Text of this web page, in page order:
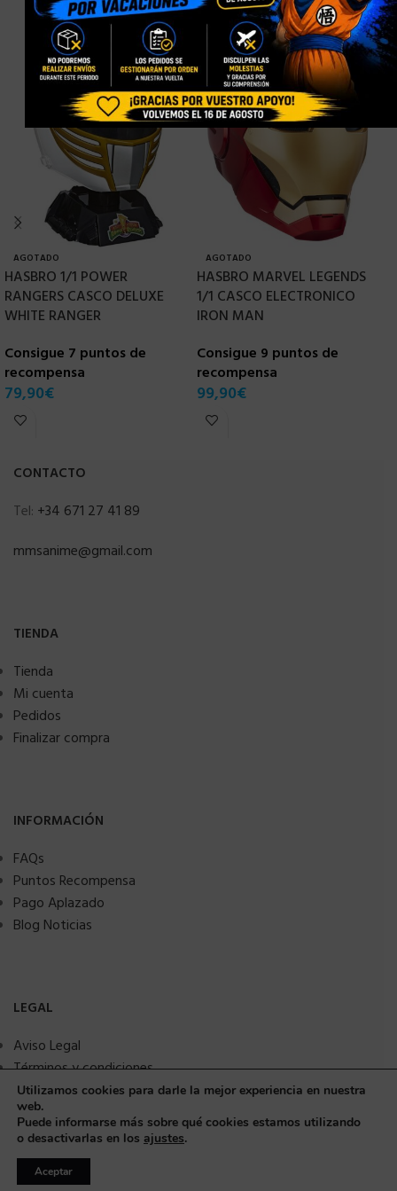
AGOTADO
HASBRO 1/1 POWER
RANGERS CASCO DELUXE
WHITE RANGER
Consigue 7 puntos de
recompensa
79,90€
AGOTADO
HASBRO MARVEL LEGENDS
1/1 CASCO ELECTRONICO
IRON MAN
Consigue 9 puntos de
recompensa
99,90€
CONTACTO
Tel: +34 671 27 41 89
mmsanime@gmail.com
TIENDA
Tienda
Mi cuenta
Pedidos
Finalizar compra
INFORMACIÓN
FAQs
Puntos Recompensa
Pago Aplazado
Blog Noticias
LEGAL
Aviso Legal
Términos y condiciones
Política de privacidad
Política de Cookies
Seguridad y protección a compradores
Utilizamos cookies para darle la mejor experiencia en nuestra
web.
Puede informarse más sobre qué cookies estamos utilizando
o desactivarlas en los ajustes.
Aceptar